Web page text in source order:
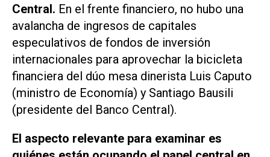
Central. En el frente financiero, no hubo una
avalancha de ingresos de capitales
especulativos de fondos de inversión
internacionales para aprovechar la bicicleta
financiera del dúo mesa dinerista Luis Caputo
(ministro de Economía) y Santiago Bausili
(presidente del Banco Central).
El aspecto relevante para examinar es